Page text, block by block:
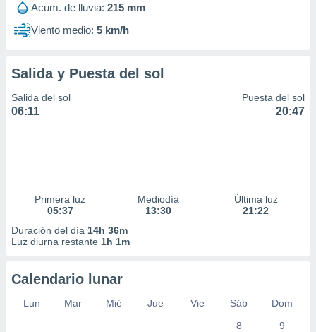
Acum. de lluvia: 215 mm
Viento medio: 5 km/h
Salida y Puesta del sol
Salida del sol
06:11
Puesta del sol
20:47
Primera luz
05:37
Mediodía
13:30
Última luz
21:22
Duración del día 14h 36m
Luz diurna restante 1h 1m
Calendario lunar
Lun Mar Mié Jue Vie Sáb
Dom
8
9